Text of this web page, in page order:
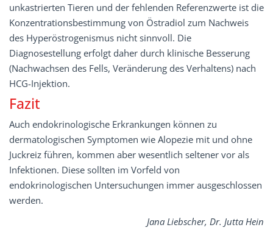
unkastrierten Tieren und der fehlenden Referenzwerte ist die
Konzentrationsbestimmung von Östradiol zum Nachweis
des Hyperöstrogenismus nicht sinnvoll. Die
Diagnosestellung erfolgt daher durch klinische Besserung
(Nachwachsen des Fells, Veränderung des Verhaltens) nach
HCG-Injektion.
Fazit
Auch endokrinologische Erkrankungen können zu
dermatologischen Symptomen wie Alopezie mit und ohne
Juckreiz führen, kommen aber wesentlich seltener vor als
Infektionen. Diese sollten im Vorfeld von
endokrinologischen Untersuchungen immer ausgeschlossen
werden.
Jana Liebscher, Dr. Jutta Hein